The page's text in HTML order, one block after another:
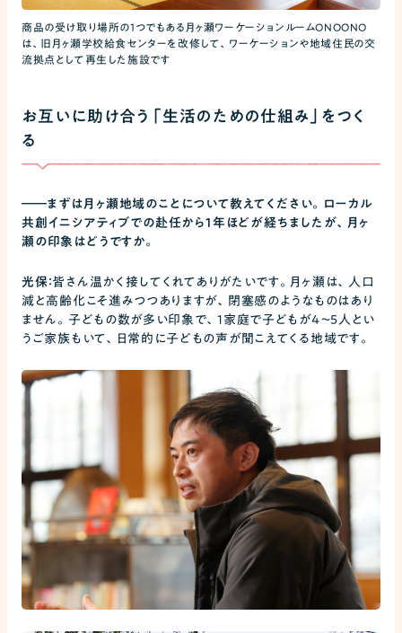
商品の受け取り場所の1つでもある月ヶ瀬ワーケーションルームONOONO
は、旧月ヶ瀬学校給食センターを改修して、ワーケーションや地域住民の交
流拠点として再生した施設です
お互いに助け合う「生活のための仕組み」をつく
る
――まずは月ヶ瀬地域のことについて教えてください。ローカル
共創イニシアティブでの赴任から1年ほどが経ちましたが、月ヶ
瀬の印象はどうですか。
光保：皆さん温かく接してくれてありがたいです。月ヶ瀬は、人口
減と高齢化こそ進みつつありますが、閉塞感のようなものはあり
ません。子どもの数が多い印象で、1家庭で子どもが4～5人とい
うご家族もいて、日常的に子どもの声が聞こえてくる地域です。